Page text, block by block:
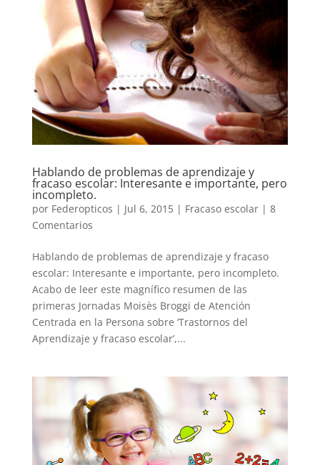
Hablando de problemas de aprendizaje y
fracaso escolar: Interesante e importante, pero
incompleto.
por Federopticos | Jul 6, 2015| Fracaso escolar| 8
Comentarios
Hablando de problemas de aprendizaje y fracaso
escolar: Interesante e importante, pero incompleto.
Acabo de leer este magnífico resumen de las
primeras Jornadas Moisès Broggi de Atención
Centrada en la Persona sobre ‘Trastornos del
Aprendizaje y fracaso escolar’,...